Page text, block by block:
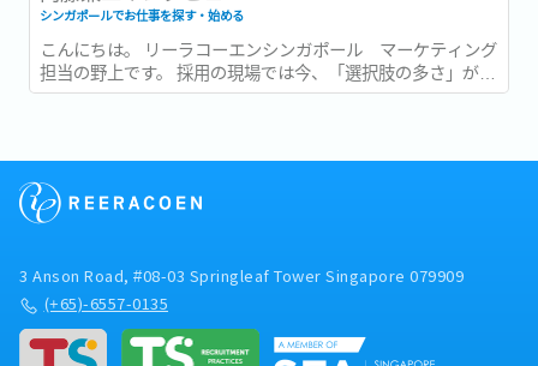
シンガポールでお仕事を探す・始める
こんにちは。 リーラコーエンシンガポール マーケティング
担当の野上です。 採用の現場では今、「選択肢の多さ」が新
たな難しさとして語られるようになっています。...
3 Anson Road, #08-03 Springleaf Tower Singapore 079909
(+65)-6557-0135